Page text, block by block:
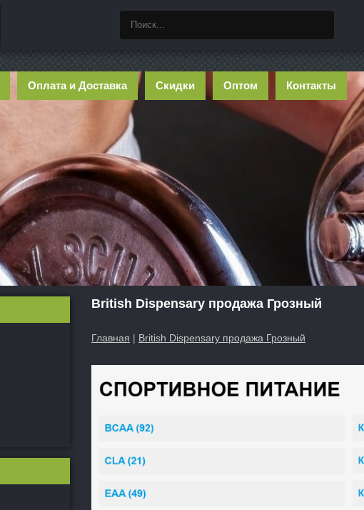
Оплата и Доставка Скидки Оптом Контакты
British Dispensary продажа Грозный
Главная | British Dispensary продажа Грозный